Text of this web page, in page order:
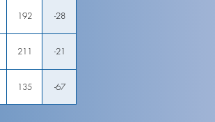
192 -28
211 -21
135 -67